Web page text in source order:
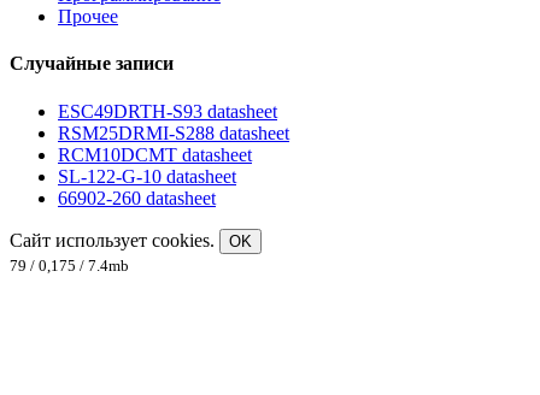
Прочее
Случайные записи
ESC49DRTH-S93 datasheet
RSM25DRMI-S288 datasheet
RCM10DCMT datasheet
SL-122-G-10 datasheet
66902-260 datasheet
Сайт использует cookies.
OK
79 / 0,175 / 7.4mb